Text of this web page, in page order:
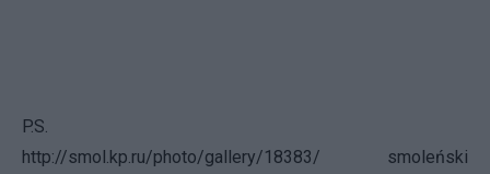
P.S.
http://smol.kp.ru/photo/gallery/18383/ smoleński